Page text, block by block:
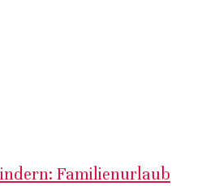
Familienurlaub